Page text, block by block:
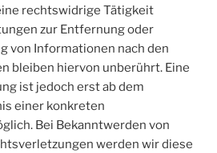
rechtswidrige Tätigkeit
zur Entfernung oder
von Informationen nach den
bleiben hiervon unberührt. Eine
ist jedoch erst ab dem
einer konkreten
Bei Bekanntwerden von
werden wir diese